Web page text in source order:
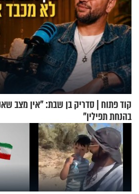
קוד פתוח | סדריק בן שבת: "אין מצב
בהנחת תפילין"